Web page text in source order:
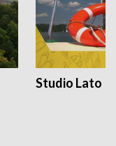
Studio Lato